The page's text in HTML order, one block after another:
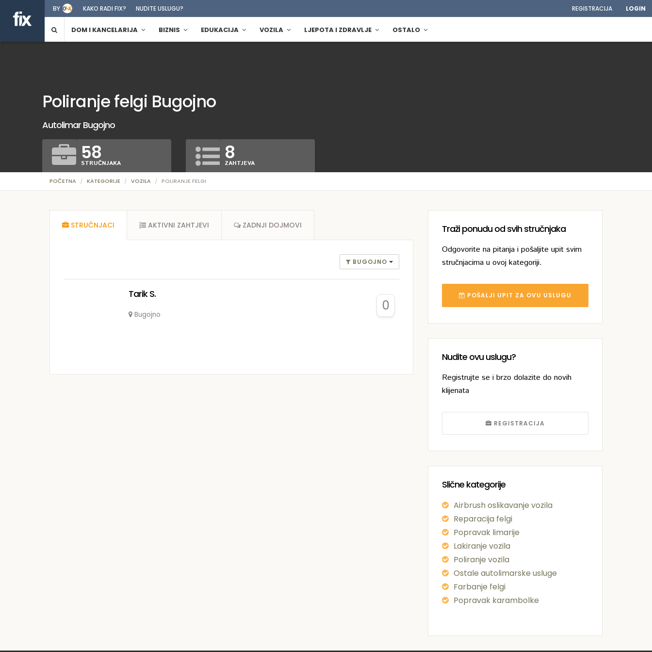
BY KAKO RADI FIX? NUDITE USLUGU? REGISTRACIJA LOGIN
DOM I KANCELARIJA BIZNIS EDUKACIJA VOZILA LJEPOTA I ZDRAVLJE OSTALO
POČETNA KATEGORIJE VOZILA POLIRANJE FELGI
Poliranje felgi Bugojno
Autolimar Bugojno
58
STRUČNJAKA 8
ZAHTJEVA
Traži ponudu od svih stručnjaka
Odgovorite na pitanja i pošaljite upit svim
stručnjacima u ovoj kategoriji.
POŠALJI UPIT ZA OVU USLUGU
Nudite ovu uslugu?
Registrujte se i brzo dolazite do novih
klijenata
REGISTRACIJA
Slične kategorije
Airbrush oslikavanje vozila
Reparacija felgi
Popravak limarije
Lakiranje vozila
Poliranje vozila
Ostale autolimarske usluge
Farbanje felgi
Popravak karambolke
STRUČNJACI AKTIVNI ZAHTJEVI ZADNJI DOJMOVI
BUGOJNO
Tarik S.
Bugojno
0